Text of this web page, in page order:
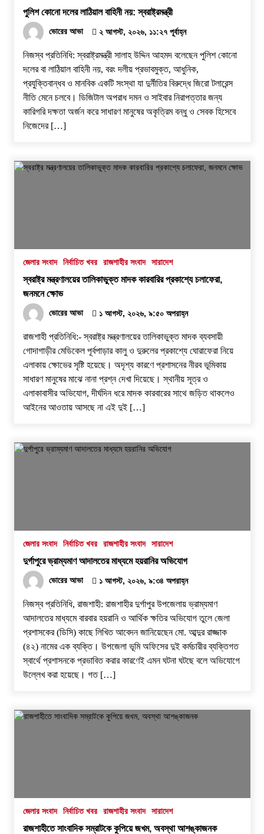
পুলিশ কোনো দলের লাঠিয়াল বাহিনী নয়: স্বরাষ্ট্রমন্ত্রী
ভোরের আভা ২ আগস্ট, ২০২৬, ১১:২৭ পূর্বাহ্ন
নিজস্ব প্রতিনিধি: স্বরাষ্ট্রমন্ত্রী সালাহ উদ্দিন আহমদ বলেছেন পুলিশ কোনো
দলের বা লাঠিয়াল বাহিনী নয়, বরং দলীয় প্রভাবমুক্ত, আধুনিক,
প্রযুক্তিবান্ধব ও মানবিক একটি সংস্থা যা দুর্নীতির বিরুদ্ধে জিরো টলারেন্স
নীতি মেনে চলবে। ডিজিটাল অপরাধ দমন ও সাইবার নিরাপত্তার জন্য
কারিগরি দক্ষতা অর্জন করে সাধারণ মানুষের অকৃত্রিম বন্ধু ও সেবক হিসেবে
নিজেদের […]
জেলার সংবাদ নির্বাচিত খবর রাজশাহীর সংবাদ সারাদেশ
স্বরাষ্ট্র মন্ত্রণালয়ের তালিকাভুক্ত মাদক কারবারির প্রকাশ্যে চলাফেরা,
জনমনে ক্ষোভ
ভোরের আভা ১ আগস্ট, ২০২৬, ৯:৫০ অপরাহ্ন
রাজশাহী প্রতিনিধি:- স্বরাষ্ট্র মন্ত্রণালয়ের তালিকাভুক্ত মাদক ব্যবসায়ী
গোদাগাড়ীর মেডিকেল পূর্বপাড়ার কালু ও দুরুলের প্রকাশ্যে ঘোরাফেরা নিয়ে
এলাকায় ক্ষোভের সৃষ্টি হয়েছে। অদৃশ্য কারণে প্রশাসনের নীরব ভূমিকায়
সাধারণ মানুষের মাঝে নানা প্রশ্ন দেখা দিয়েছে। স্থানীয় সূত্র ও
এলাকাবাসীর অভিযোগ, দীর্ঘদিন ধরে মাদক কারবারের সাথে জড়িত থাকলেও
আইনের আওতায় আসছে না এই দুই […]
জেলার সংবাদ নির্বাচিত খবর রাজশাহীর সংবাদ সারাদেশ
দুর্গাপুরে ভ্রাম্যমাণ আদালতের মাধ্যমে হয়রানির অভিযোগ
ভোরের আভা ১ আগস্ট, ২০২৬, ৯:৩৪ অপরাহ্ন
নিজস্ব প্রতিনিধি, রাজশাহী: রাজশাহীর দুর্গাপুর উপজেলায় ভ্রাম্যমাণ
আদালতের মাধ্যমে বারবার হয়রানি ও আর্থিক ক্ষতির অভিযোগ তুলে জেলা
প্রশাসকের (ডিসি) কাছে লিখিত আবেদন জানিয়েছেন মো. আব্দুর রাজ্জাক
(৪২) নামের এক ব্যক্তি। উপজেলা ভূমি অফিসের দুই কর্মচারীর ব্যক্তিগত
স্বার্থে প্রশাসনকে প্রভাবিত করার কারণেই এমন ঘটনা ঘটছে বলে অভিযোগে
উল্লেখ করা হয়েছে। ​গত […]
জেলার সংবাদ নির্বাচিত খবর রাজশাহীর সংবাদ সারাদেশ
রাজশাহীতে সাংবাদিক সম্রাটকে কুপিয়ে জখম, অবস্থা আশঙ্কাজনক